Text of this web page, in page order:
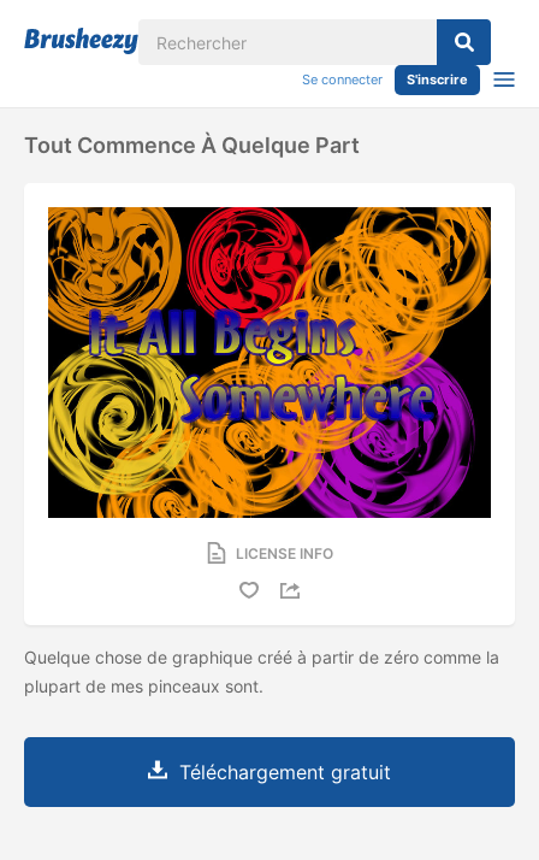
Se connecter S'inscrire
Tout Commence À Quelque Part
LICENSE INFO
Quelque chose de graphique créé à partir de zéro comme la
plupart de mes pinceaux sont.
Téléchargement gratuit